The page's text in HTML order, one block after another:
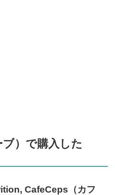
）で購入した
CafeCeps（カフ